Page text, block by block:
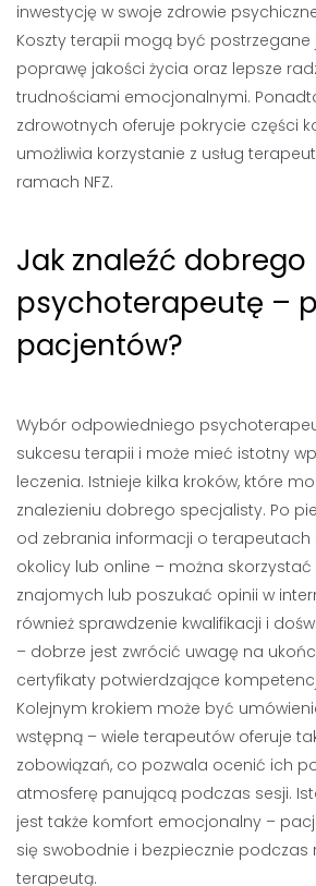
inwestycję w swoje zdrowie
Koszty terapii mogą być postrzegane
poprawę jakości życia oraz lepsze
trudnościami emocjonalnymi.
zdrowotnych oferuje pokrycie części
umożliwia korzystanie z usług
ramach NFZ.
Jak znaleźć dobrego
psychoterapeutę –
pacjentów?
Wybór odpowiedniego
sukcesu terapii i może mieć istotny
leczenia. Istnieje kilka kroków, które
znalezieniu dobrego specjalisty. Po
od zebrania informacji o
okolicy lub online – można
znajomych lub poszukać opinii w
również sprawdzenie kwalifikacji i
– dobrze jest zwrócić uwagę na
certyfikaty potwierdzające
Kolejnym krokiem może być
wstępną – wiele terapeutów oferuje
zobowiązań, co pozwala ocenić ich
atmosferę panującą podczas sesji.
jest także komfort emocjonalny –
się swobodnie i bezpiecznie podczas
terapeutą.